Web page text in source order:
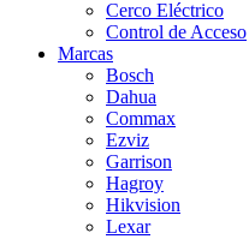
Cerco Eléctrico
Control de Acceso
Marcas
Bosch
Dahua
Commax
Ezviz
Garrison
Hagroy
Hikvision
Lexar